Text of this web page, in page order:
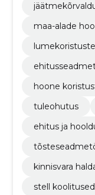
maa-alade
hoone
tuleohutus
ehitus ja
kinnisvara
stell koolitused